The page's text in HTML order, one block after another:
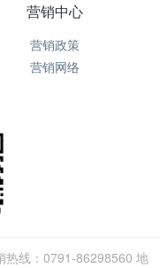
营销中心
营销政策
营销网络
热线：0791-86298560 地